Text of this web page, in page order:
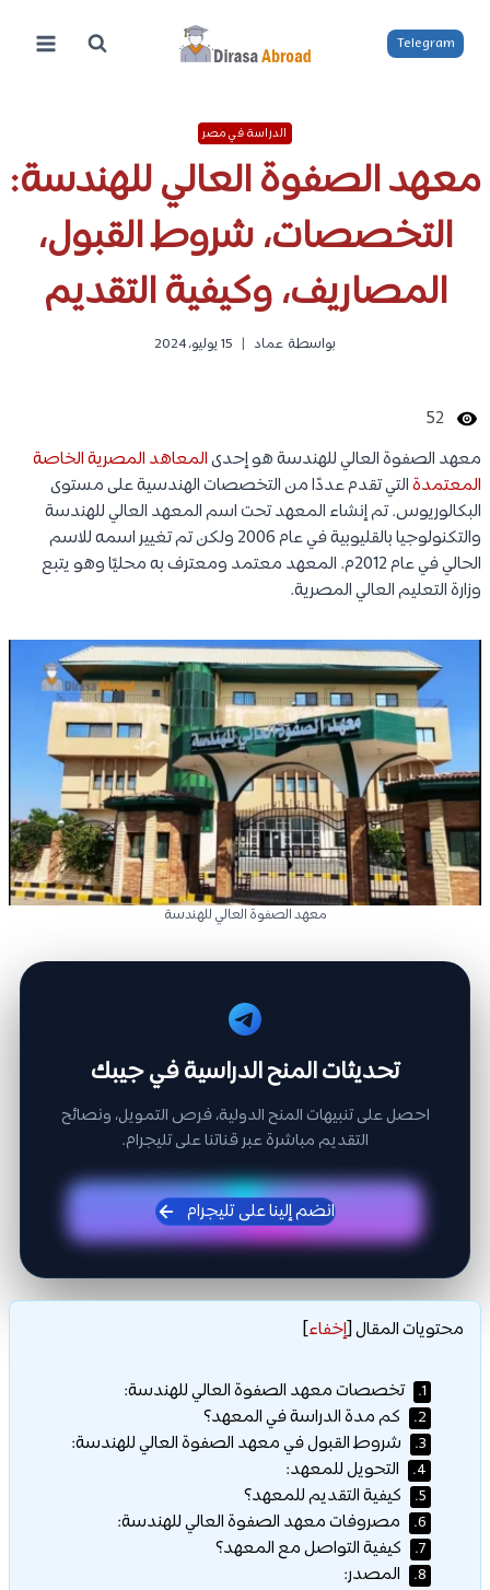
المحتوى
Telegram
الدراسة في مصر
معهد الصفوة العالي للهندسة:
التخصصات، شروط القبول،
المصاريف، وكيفية التقديم
بواسطة عماد 15 يوليو، 2024
52
معهد الصفوة العالي للهندسة هو إحدىالمعاهد المصرية الخاصة
المعتمدةالتي تقدم عددًا من التخصصات الهندسية على مستوى
البكالوريوس. تم إنشاء المعهد تحت اسم المعهد العالي للهندسة
والتكنولوجيا بالقليوبية في عام 2006 ولكن تم تغيير اسمه للاسم
الحالي في عام 2012م. المعهد معتمد ومعترف به محليًا وهو يتبع
وزارة التعليم العالي المصرية.
معهد الصفوة العالي للهندسة
تحديثات المنح الدراسية في جيبك
احصل على تنبيهات المنح الدولية، فرص التمويل، ونصائح
التقديم مباشرة عبر قناتنا على تليجرام.
انضم إلينا على تليجرام
محتويات المقال[إخفاء]
1. تخصصات معهد الصفوة العالي للهندسة:
2. كم مدة الدراسة في المعهد؟
3. شروط القبول في معهد الصفوة العالي للهندسة:
4. التحويل للمعهد:
5. كيفية التقديم للمعهد؟
6. مصروفات معهد الصفوة العالي للهندسة:
7. كيفية التواصل مع المعهد؟
8. المصدر: